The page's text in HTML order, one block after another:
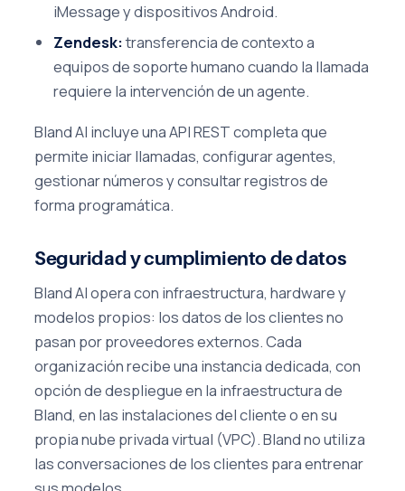
iMessage y dispositivos Android.
Zendesk:transferencia de contexto a
equipos de soporte humano cuando la llamada
requiere la intervención de un agente.
Bland AI incluye una API REST completa que
permite iniciar llamadas, configurar agentes,
gestionar números y consultar registros de
forma programática.
Seguridad y cumplimiento de datos
Bland AI opera con infraestructura, hardware y
modelos propios: los datos de los clientes no
pasan por proveedores externos. Cada
organización recibe una instancia dedicada, con
opción de despliegue en la infraestructura de
Bland, en las instalaciones del cliente o en su
propia nube privada virtual (VPC). Bland no utiliza
las conversaciones de los clientes para entrenar